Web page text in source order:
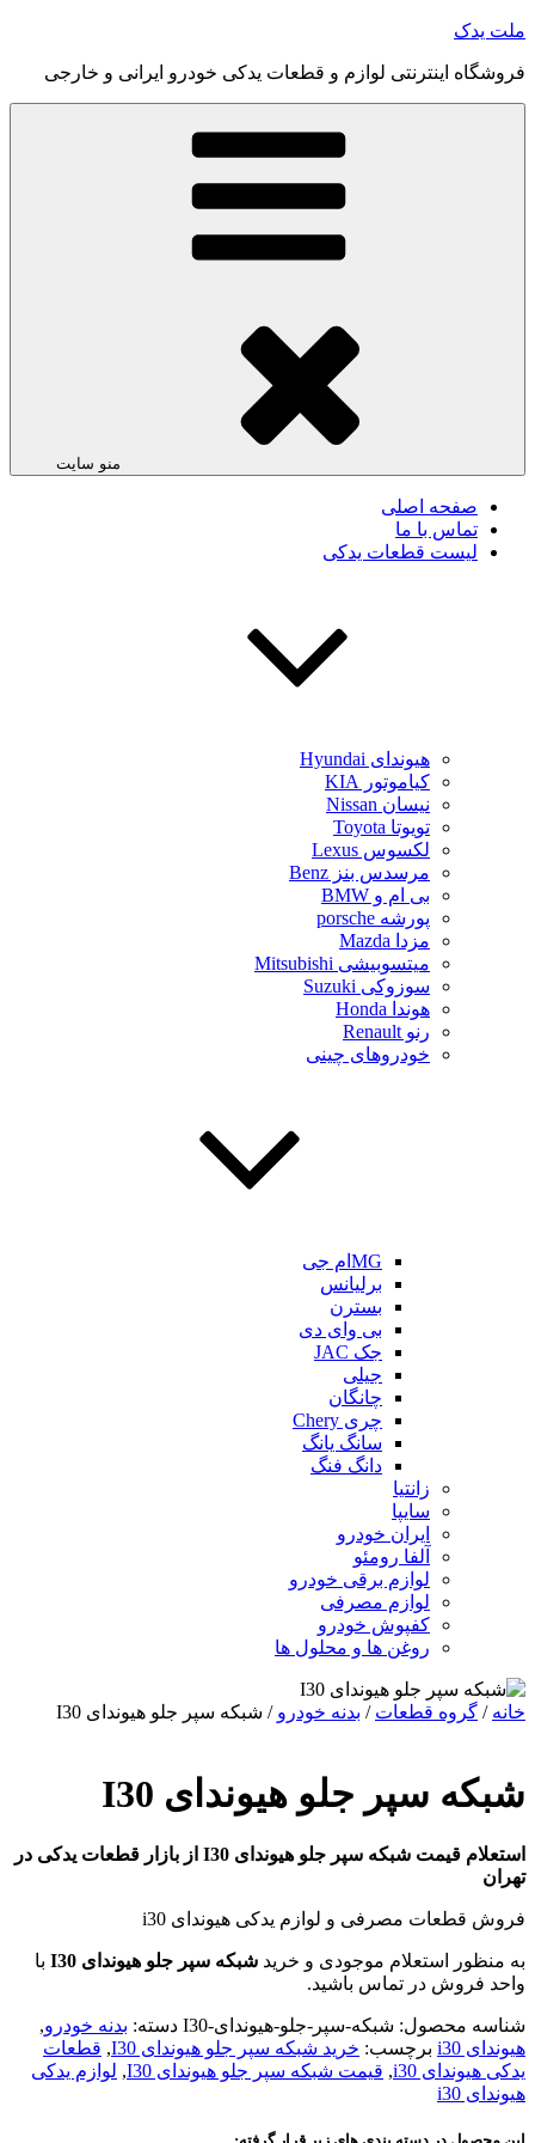
رفتن
محتوا
ملت یدک
فروشگاه اینترنتی لوازم و قطعات یدکی خودرو ایرانی و خارجی
منو سایت
صفحه اصلی
تماس با ما
لیست قطعات یدکی
هیوندای Hyundai
کیاموتور KIA
نیسان Nissan
تویوتا Toyota
لکسوس Lexus
مرسدس بنز Benz
بی ام و BMW
پورشه porsche
مزدا Mazda
میتسوبیشی Mitsubishi
سوزوکی Suzuki
هوندا Honda
رنو Renault
خودروهای چینی
MGام جی
برلیانس
بسترن
بی وای دی
جک JAC
جیلی
چانگان
چری Chery
سانگ یانگ
دانگ فنگ
زانتیا
سایپا
ایران خودرو
آلفا رومئو
لوازم برقی خودرو
لوازم مصرفی
کفپوش خودرو
روغن ها و محلول ها
خانه / گروه قطعات / بدنه خودرو / شبکه سپر جلو هیوندای I30
شبکه سپر جلو هیوندای I30
استعلام قیمت شبکه سپر جلو هیوندای I30 از بازار قطعات یدکی در
تهران
فروش قطعات مصرفی و لوازم یدکی هیوندای i30
به منظور استعلام موجودی و خرید شبکه سپر جلو هیوندای I30
با
واحد فروش در تماس باشید.
شناسه محصول: شبکه-سپر-جلو-هیوندای-I30 دسته: بدنه خودرو,
هیوندای i30
برچسب: خرید شبکه سپر جلو هیوندای I30 , قطعات
یدکی هیوندای i30
, قیمت شبکه سپر جلو هیوندای I30 , لوازم یدکی
هیوندای i30